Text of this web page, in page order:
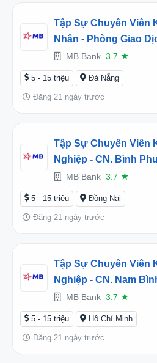
Tập Sự Chuyên Viên
Nhân - Phòng Giao
Quảng Nam - Phường
(2026TD452092)
MB Bank 3.7 ★
5 - 15 triệu Đà Nẵng
Đăng 21 ngày trước
Tập Sự Chuyên Viên
Nghiệp - CN. Bình
Phước, Đồng Nai
MB Bank 3.7 ★
5 - 15 triệu Đồng Nai
Đăng 21 ngày trước
Tập Sự Chuyên Viên
Nghiệp - CN. Nam
Dĩ An, Hồ Chí Minh
MB Bank 3.7 ★
5 - 15 triệu Hồ Chí Minh
Đăng 21 ngày trước